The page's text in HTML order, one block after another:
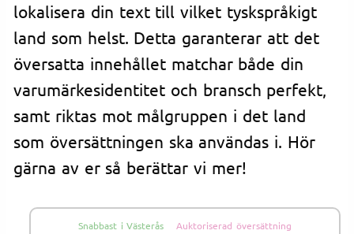
lokalisera din text till vilket tyskspråkigt
land som helst. Detta garanterar att det
översatta innehållet matchar både din
varumärkesidentitet och bransch perfekt,
samt riktas mot målgruppen i det land
som översättningen ska användas i. Hör
gärna av er så berättar vi mer!
Snabbast i Västerås Auktoriserad översättning